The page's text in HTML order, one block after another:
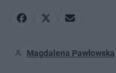
Magdalena Pawłowska